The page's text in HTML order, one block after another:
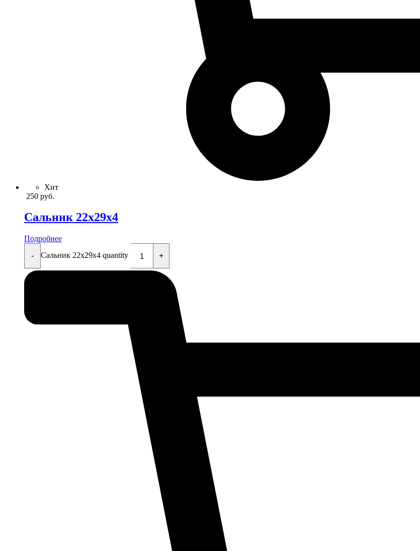
Хит
250 руб.
Сальник 22x29x4
Подробнее
-
Сальник 22x29x4 quantity +